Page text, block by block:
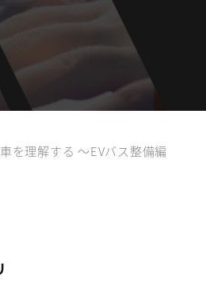
を理解する ～EVバス整備編